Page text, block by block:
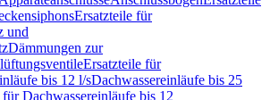
Ersatzteile für
und
Dämmungen zur
Ersatzteile für
bis 12 l/sDachwassereinläufe bis 25
Dachwassereinläufe bis 12